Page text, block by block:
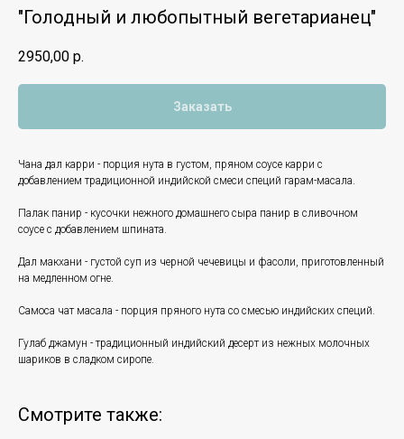
"Голодный и любопытный вегетарианец"
2950,00 р.
Заказать
Чана дал карри - порция нута в густом, пряном соусе карри с
добавлением традиционной индийской смеси специй гарам-масала.
Палак панир - кусочки нежного домашнего сыра панир в сливочном
соусе с добавлением шпината.
Дал макхани - густой суп из черной чечевицы и фасоли, приготовленный
на медленном огне.
Самоса чат масала - порция пряного нута со смесью индийских специй.
Гулаб джамун - традиционный индийский десерт из нежных молочных
шариков в сладком сиропе.
Смотрите также: